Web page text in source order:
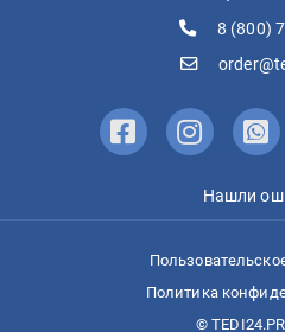
8 (800)
Нашли
Политика
©